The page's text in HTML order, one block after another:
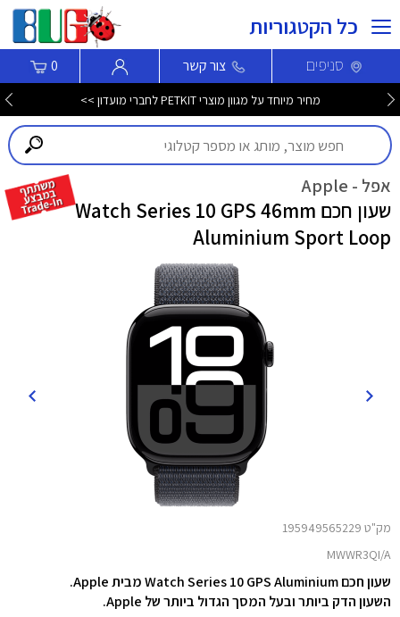
כל הקטגוריות
סניפים צור קשר 0
מחיר מיוחד על מגוון מוצרי PETKIT לחברי מועדון >>
אפל - Apple
שעון חכם Watch Series 10 GPS 46mm
Aluminium Sport Loop
מק"ט 195949565229
MWWR3QI/A
שעון חכם Watch Series 10 GPS Aluminium מבית Apple.
השעון הדק ביותר ובעל המסך הגדול ביותר של Apple.